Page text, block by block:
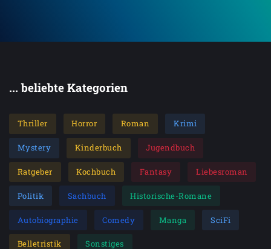
... beliebte Kategorien
Thriller Horror Roman Krimi
Mystery Kinderbuch Jugendbuch
Ratgeber Kochbuch Fantasy Liebesroman
Politik Sachbuch Historische-Romane
Autobiographie Comedy Manga SciFi
Belletristik Sonstiges